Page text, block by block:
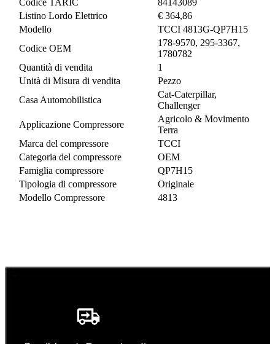
Codice TARIC
84143089
Listino Lordo Elettrico
€ 364,86
Modello
TCCI 4813G-QP7H15
Codice OEM
178-9570, 295-3367,
1780782
Quantità di vendita
1
Unità di Misura di vendita
Pezzo
Casa Automobilistica
Cat-Caterpillar,
Challenger
Applicazione Compressore
Agricolo & Movimento
Terra
Marca del compressore
TCCI
Categoria del compressore
OEM
Famiglia compressore
QP7H15
Tipologia di compressore
Originale
Modello Compressore
4813